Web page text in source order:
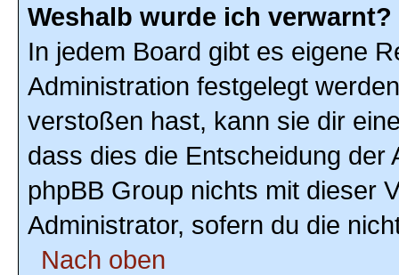
Weshalb wurde ich verwarnt?
In jedem Board gibt es eigene
Administration festgelegt
verstoßen hast, kann sie dir
dass dies die Entscheidung der
phpBB Group nichts mit dieser
Administrator, sofern du die
Nach oben